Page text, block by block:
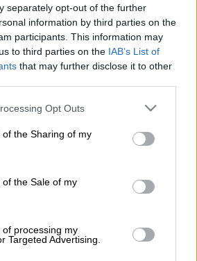
separately opt-out of the further
information by third parties on the
participants. This information may
to third parties on the IAB’s List of
that may further disclose it to other
app uses one or more Google
or usage behaviour. You may click to
to Google and its third-party tags to
specified purposes in below Google
Opt Outs
the Sharing of my
the Sale of my
processing my
Targeted Advertising.
το ΕΘΝΟΣ στη Google
ΗΠΑ,Ντόναλντ Τραμπ,
στους συμβούλους του
κατά του Ιράν,
Στενά του Ορμούζ
μεγάλο βαθμό κλειστά,
τους για μεταγενέστερη
με δημοσίευμα της
διοίκησης.